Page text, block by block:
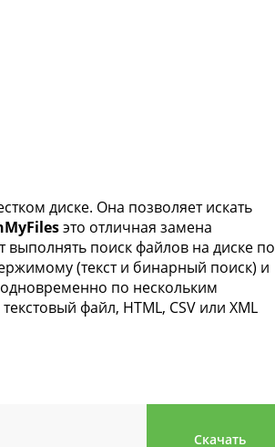
диске. Она позволяет искать
это отличная замена
выполнять поиск файлов на диске по
(текст и бинарный поиск) и
по нескольким
файл, HTML, CSV или XML
Скачать